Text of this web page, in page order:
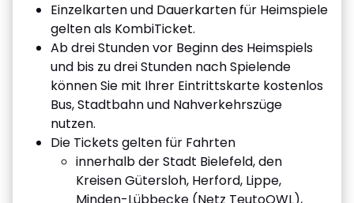
Einzelkarten und Dauerkarten für Heimspiele
gelten als KombiTicket.
Ab drei Stunden vor Beginn des Heimspiels
und bis zu drei Stunden nach Spielende
können Sie mit Ihrer Eintrittskarte kostenlos
Bus, Stadtbahn und Nahverkehrszüge
nutzen.
Die Tickets gelten für Fahrten
innerhalb der Stadt Bielefeld, den
Kreisen Gütersloh, Herford, Lippe,